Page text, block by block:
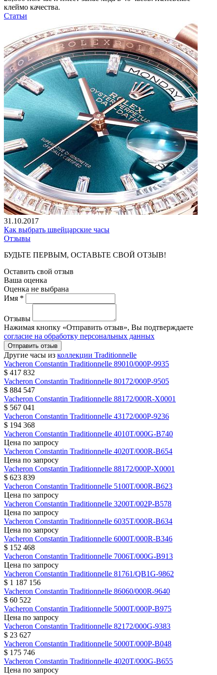
клеймо качества.
Статьи
31.10.2017
Как выбрать швейцарские часы
Отзывы
БУДЬТЕ ПЕРВЫМ, ОСТАВЬТЕ СВОЙ ОТЗЫВ!
Оставить свой отзыв
Ваша оценка
Оценка не выбрана
Имя *
Отзывы
Нажимая кнопку «Отправить отзыв», Вы подтверждаете
согласие на обработку персональных данных
Отправить отзыв
Другие часы из коллекции Traditionnelle
Vacheron Constantin Traditionnelle 89010/000P-9935
$ 417 832
Vacheron Constantin Traditionnelle 80172/000P-9505
$ 884 547
Vacheron Constantin Traditionnelle 88172/000R-X0001
$ 567 041
Vacheron Constantin Traditionnelle 43172/000P-9236
$ 194 368
Vacheron Constantin Traditionnelle 4010T/000G-B740
Цена по запросу
Vacheron Constantin Traditionnelle 4020T/000R-B654
Цена по запросу
Vacheron Constantin Traditionnelle 88172/000P-X0001
$ 623 839
Vacheron Constantin Traditionnelle 5100T/000R-B623
Цена по запросу
Vacheron Constantin Traditionnelle 3200T/002P-B578
Цена по запросу
Vacheron Constantin Traditionnelle 6035T/000R-B634
Цена по запросу
Vacheron Constantin Traditionnelle 6000T/000R-B346
$ 152 468
Vacheron Constantin Traditionnelle 7006T/000G-B913
Цена по запросу
Vacheron Constantin Traditionnelle 81761/QB1G-9862
$ 1 187 156
Vacheron Constantin Traditionnelle 86060/000R-9640
$ 60 522
Vacheron Constantin Traditionnelle 5000T/000P-B975
Цена по запросу
Vacheron Constantin Traditionnelle 82172/000G-9383
$ 23 627
Vacheron Constantin Traditionnelle 5000T/000P-B048
$ 175 746
Vacheron Constantin Traditionnelle 4020T/000G-B655
Цена по запросу